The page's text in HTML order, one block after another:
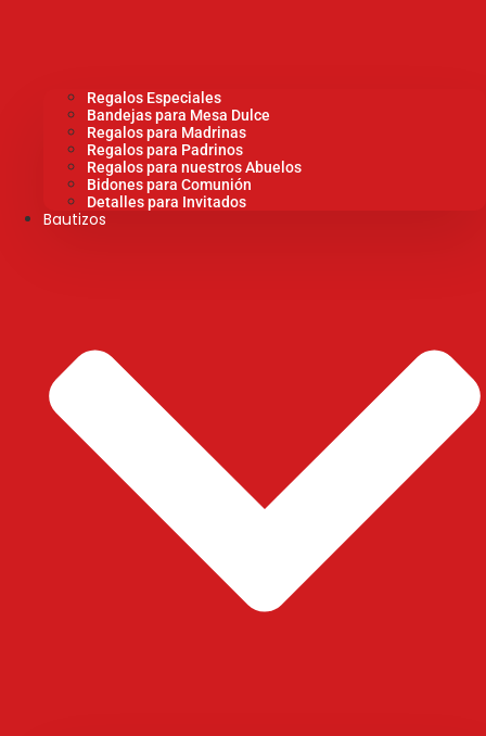
Regalos Especiales
Bandejas para Mesa Dulce
Regalos para Madrinas
Regalos para Padrinos
Regalos para nuestros Abuelos
Bidones para Comunión
Detalles para Invitados
Bautizos